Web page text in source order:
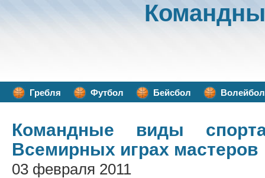
Гребля Футбол Бейсбол Волейбол
Командные виды
Всемирных играх мастеров
03 февраля 2011